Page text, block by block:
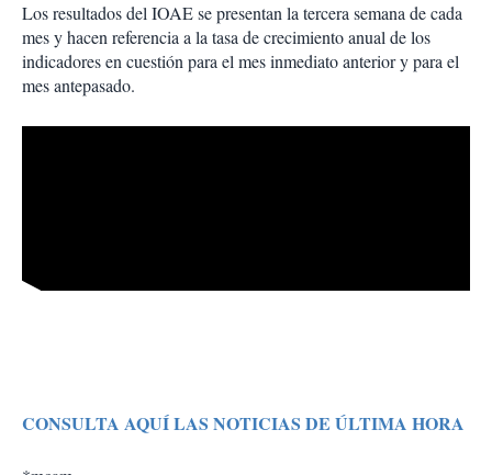
Los resultados del IOAE se presentan la tercera semana de cada
mes y hacen referencia a la tasa de crecimiento anual de los
indicadores en cuestión para el mes inmediato anterior y para el
mes antepasado.
CONSULTA AQUÍ LAS NOTICIAS DE ÚLTIMA HORA